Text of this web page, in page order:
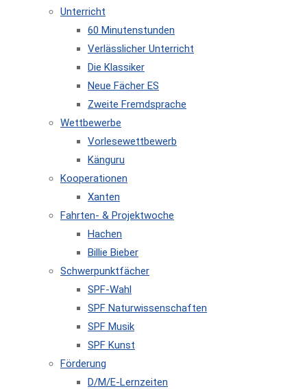
Unterricht
60 Minutenstunden
Verlässlicher Unterricht
Die Klassiker
Neue Fächer ES
Zweite Fremdsprache
Wettbewerbe
Vorlesewettbewerb
Känguru
Kooperationen
Xanten
Fahrten- & Projektwoche
Hachen
Billie Bieber
Schwerpunktfächer
SPF-Wahl
SPF Naturwissenschaften
SPF Musik
SPF Kunst
Förderung
D/M/E-Lernzeiten